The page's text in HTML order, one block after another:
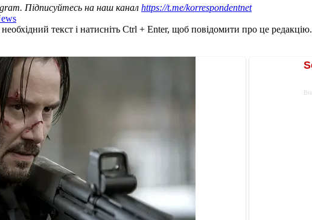
Підписуйтесь на наш канал https://t.me/korrespondentnet
текст і натисніть Ctrl + Enter, щоб повідомити про це редакцію.